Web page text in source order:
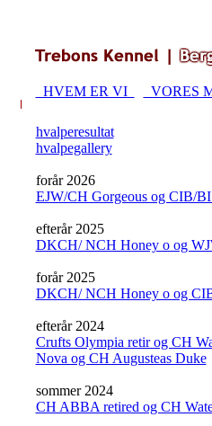
HVEM ER VI VORES
hvalperesultat
hvalpegallery
forår 2026
EJW/CH Gorgeous og CIB/
efterår 2025
DKCH/ NCH Honey o og
forår 2025
DKCH/ NCH Honey o og
efterår 2024
Crufts Olympia retir og CH
Nova og CH Augusteas Duke
sommer 2024
CH ABBA retired og CH